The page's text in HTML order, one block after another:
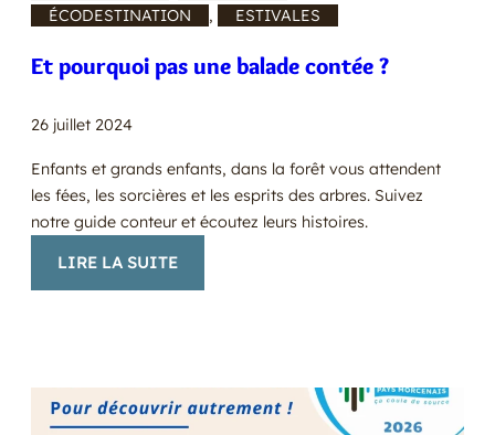
ÉCODESTINATION
, ESTIVALES
Et pourquoi pas une balade contée ?
26 juillet 2024
Enfants et grands enfants, dans la forêt vous attendent
les fées, les sorcières et les esprits des arbres. Suivez
notre guide conteur et écoutez leurs histoires.
LIRE LA SUITE:
ET
BALADE